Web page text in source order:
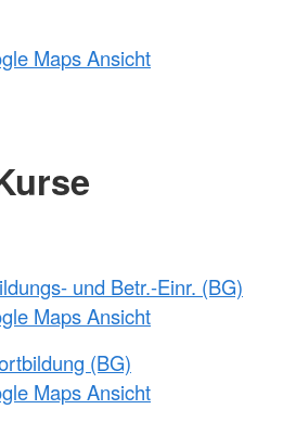
Maps Ansicht
und Betr.-Einr. (BG)
Maps Ansicht
(BG)
Maps Ansicht